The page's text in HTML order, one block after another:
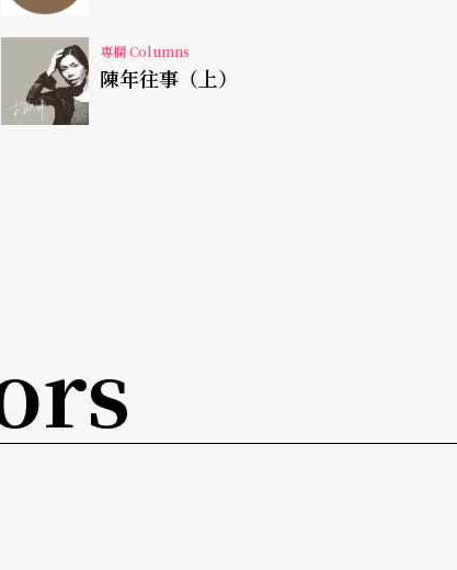
來命名。在台灣，就有很多狗會被叫做小黑、
黃色的，所以我們叫牠們檸檬和萊姆。
了如何檢驗蛋是否可以孵化的資訊。那是一種
蛋呈現黃色，那表示它永遠也不會生出小鳥，
的蛋一樣。但是，如果蛋的顏色呈現出不透明
專欄 Columns
陳年往事（上）